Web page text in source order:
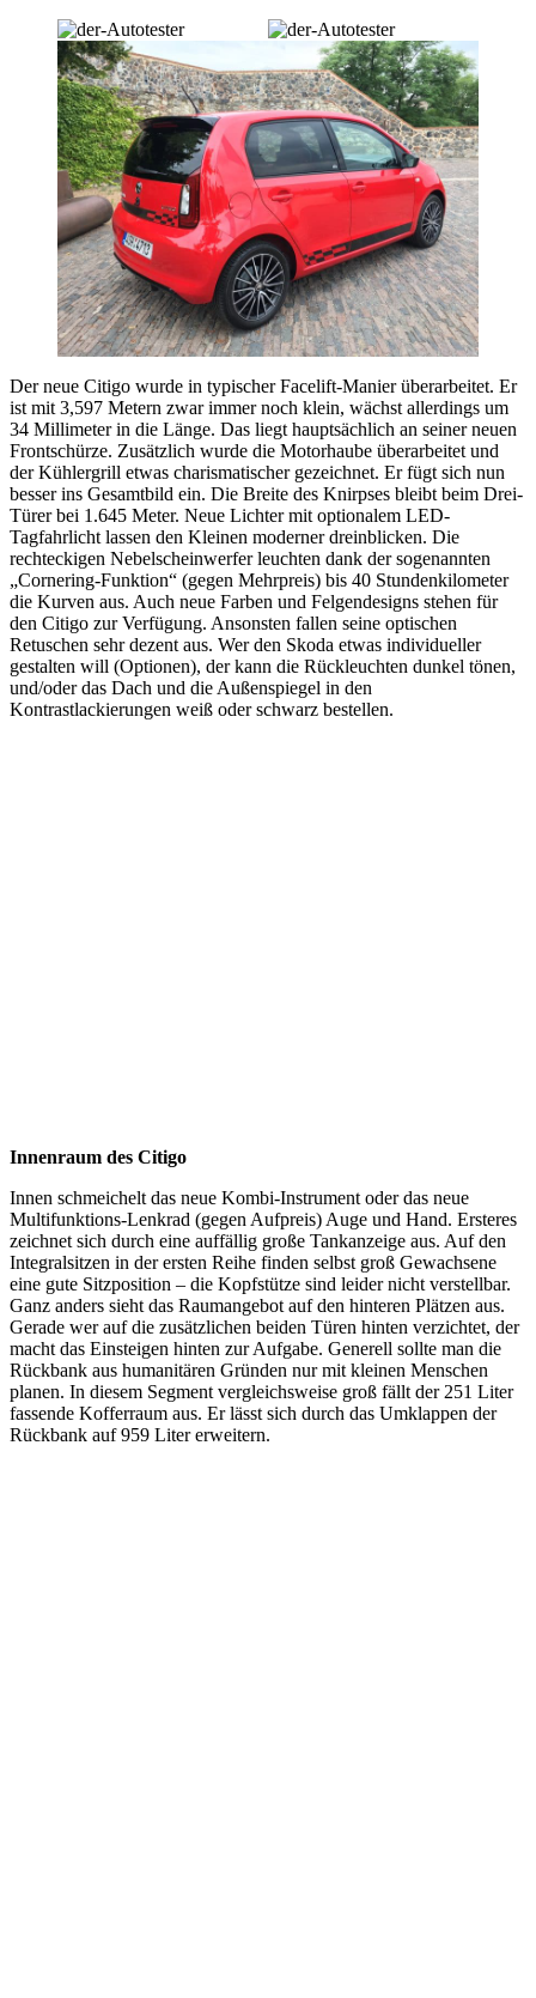
Der neue Citigo wurde in typischer Facelift-Manier überarbeitet. Er
ist mit 3,597 Metern zwar immer noch klein, wächst allerdings um
34 Millimeter in die Länge. Das liegt hauptsächlich an seiner neuen
Frontschürze. Zusätzlich wurde die Motorhaube überarbeitet und
der Kühlergrill etwas charismatischer gezeichnet. Er fügt sich nun
besser ins Gesamtbild ein. Die Breite des Knirpses bleibt beim Drei-
Türer bei 1.645 Meter. Neue Lichter mit optionalem LED-
Tagfahrlicht lassen den Kleinen moderner dreinblicken. Die
rechteckigen Nebelscheinwerfer leuchten dank der sogenannten
„Cornering-Funktion“ (gegen Mehrpreis) bis 40 Stundenkilometer
die Kurven aus. Auch neue Farben und Felgendesigns stehen für
den Citigo zur Verfügung. Ansonsten fallen seine optischen
Retuschen sehr dezent aus. Wer den Skoda etwas individueller
gestalten will (Optionen), der kann die Rückleuchten dunkel tönen,
und/oder das Dach und die Außenspiegel in den
Kontrastlackierungen weiß oder schwarz bestellen.
Innenraum des Citigo
Innen schmeichelt das neue Kombi-Instrument oder das neue
Multifunktions-Lenkrad (gegen Aufpreis) Auge und Hand. Ersteres
zeichnet sich durch eine auffällig große Tankanzeige aus. Auf den
Integralsitzen in der ersten Reihe finden selbst groß Gewachsene
eine gute Sitzposition – die Kopfstütze sind leider nicht verstellbar.
Ganz anders sieht das Raumangebot auf den hinteren Plätzen aus.
Gerade wer auf die zusätzlichen beiden Türen hinten verzichtet, der
macht das Einsteigen hinten zur Aufgabe. Generell sollte man die
Rückbank aus humanitären Gründen nur mit kleinen Menschen
planen. In diesem Segment vergleichsweise groß fällt der 251 Liter
fassende Kofferraum aus. Er lässt sich durch das Umklappen der
Rückbank auf 959 Liter erweitern.